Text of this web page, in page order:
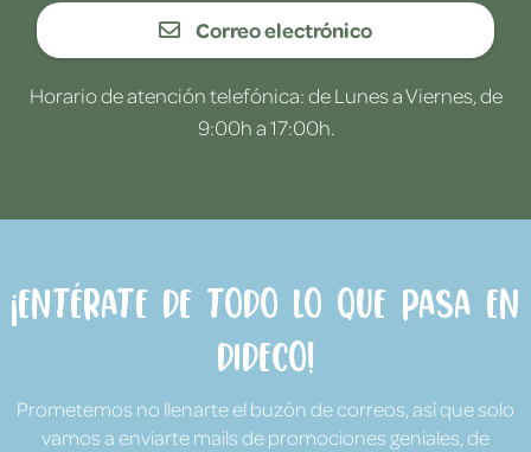
Correo electrónico
Horario de atención telefónica: de Lunes a Viernes, de
9:00h a 17:00h.
¡Entérate de todo lo que pasa en
Dideco!
Prometemos no llenarte el buzón de correos, así que solo
vamos a enviarte mails de promociones geniales, de